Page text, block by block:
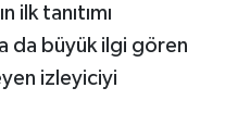
ilk tanıtımı
da büyük ilgi gören
izleyiciyi